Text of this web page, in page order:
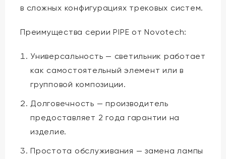
в сложных конфигурациях трековых систем.
Преимущества серии PIPE от Novotech:
Универсальность — светильник работает
как самостоятельный элемент или в
групповой композиции.
Долговечность — производитель
предоставляет 2 года гарантии на
изделие.
Простота обслуживания — замена лампы